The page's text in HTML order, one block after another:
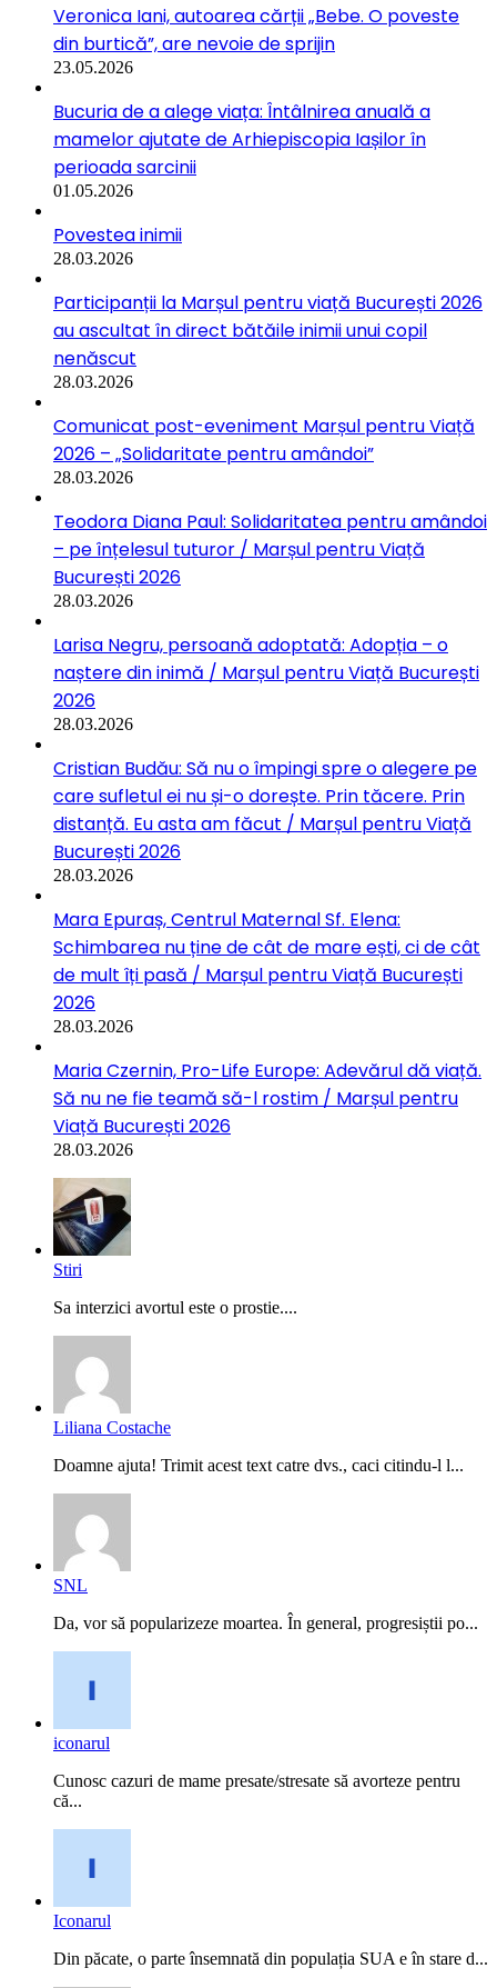
Veronica Iani, autoarea cărții „Bebe. O poveste
din burtică”, are nevoie de sprijin
23.05.2026
Bucuria de a alege viața: Întâlnirea anuală a
mamelor ajutate de Arhiepiscopia Iașilor în
perioada sarcinii
01.05.2026
Povestea inimii
28.03.2026
Participanții la Marșul pentru viață București 2026
au ascultat în direct bătăile inimii unui copil
nenăscut
28.03.2026
Comunicat post-eveniment Marșul pentru Viață
2026 – „Solidaritate pentru amândoi”
28.03.2026
Teodora Diana Paul: Solidaritatea pentru amândoi
– pe înțelesul tuturor / Marșul pentru Viață
București 2026
28.03.2026
Larisa Negru, persoană adoptată: Adopția – o
naștere din inimă / Marșul pentru Viață București
2026
28.03.2026
Cristian Budău: Să nu o împingi spre o alegere pe
care sufletul ei nu și-o dorește. Prin tăcere. Prin
distanță. Eu asta am făcut / Marșul pentru Viață
București 2026
28.03.2026
Mara Epuraș, Centrul Maternal Sf. Elena:
Schimbarea nu ține de cât de mare ești, ci de cât
de mult îți pasă / Marșul pentru Viață București
2026
28.03.2026
Maria Czernin, Pro-Life Europe: Adevărul dă viață.
Să nu ne fie teamă să-l rostim / Marșul pentru
Viață București 2026
28.03.2026
Stiri
Sa interzici avortul este o prostie....
Liliana Costache
Doamne ajuta! Trimit acest text catre dvs., caci citindu-l l...
SNL
Da, vor să popularizeze moartea. În general, progresiștii po...
iconarul
Cunosc cazuri de mame presate/stresate să avorteze pentru
că...
Iconarul
Din păcate, o parte însemnată din populația SUA e în stare d...